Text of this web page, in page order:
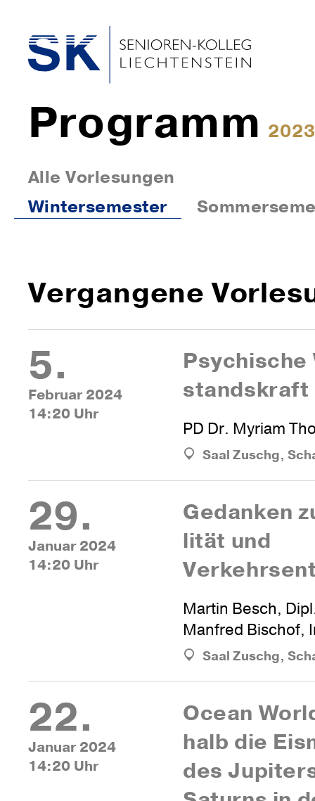
Programm
Alle Vorlesungen
Wintersemester
Vergangene
5.
Februar 2024
14:20 Uhr
stands­kraft
PD Dr. Myriam
Saal Zuschg,
29.
Januar 2024
14:20 Uhr
Gedanken
lität und
Martin Besch,
Manfred Bischof,
Saal Zuschg,
22.
Januar 2024
14:20 Uhr
Ocean
halb die
des